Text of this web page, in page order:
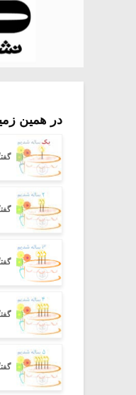
در همین